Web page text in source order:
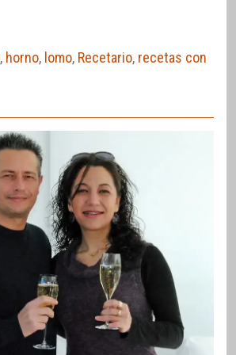
, horno, lomo, Recetario, recetas con